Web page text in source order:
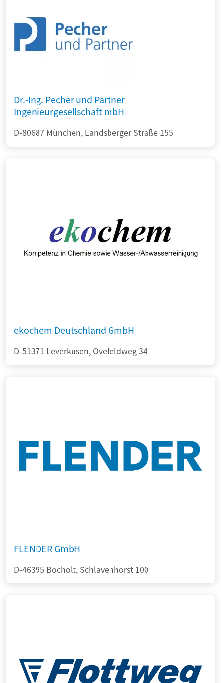
Dr.-Ing. Pecher und Partner
Ingenieurgesellschaft mbH
D-80687 München, Landsberger Straße 155
ekochem Deutschland GmbH
D-51371 Leverkusen, Ovefeldweg 34
FLENDER GmbH
D-46395 Bocholt, Schlavenhorst 100